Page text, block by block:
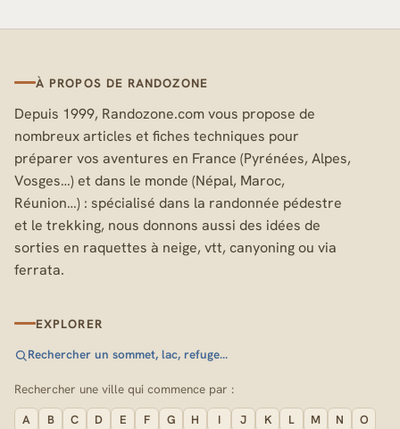
À PROPOS DE RANDOZONE
Depuis 1999, Randozone.com vous propose de
nombreux articles et fiches techniques pour
préparer vos aventures en France (Pyrénées, Alpes,
Vosges…) et dans le monde (Népal, Maroc,
Réunion…) : spécialisé dans la randonnée pédestre
et le trekking, nous donnons aussi des idées de
sorties en raquettes à neige, vtt, canyoning ou via
ferrata.
EXPLORER
Rechercher un sommet, lac, refuge…
Rechercher une ville qui commence par :
A B C D E F G H I J K L M N
O